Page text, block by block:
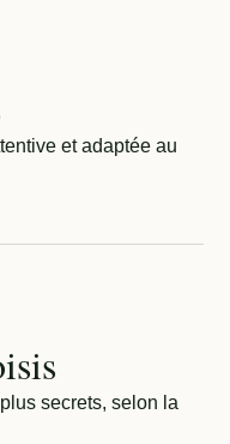
et adaptée au
secrets, selon la